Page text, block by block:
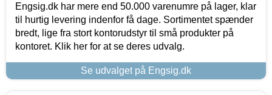
Engsig.dk har mere end 50.000 varenumre på lager, klar
til hurtig levering indenfor få dage. Sortimentet spænder
bredt, lige fra stort kontorudstyr til små produkter på
kontoret. Klik her for at se deres udvalg.
Se udvalget på Engsig.dk